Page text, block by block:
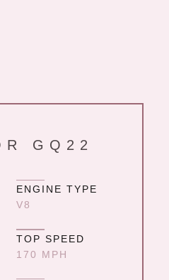
GQ22
ENGINE TYPE
V8
TOP SPEED
170 MPH